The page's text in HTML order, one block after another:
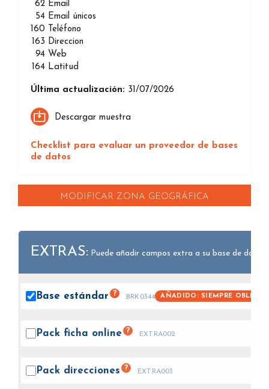
62 Email
54 Email únicos
160 Teléfono
163 Direccion
94 Web
164 Latitud
Última actualización: 31/07/2026
Descargar muestra
Checklist para evaluar un proveedor de bases
de datos
MODIFICAR ZONA GEOGRÁFICA
EXTRAS: Puede añadir campos extra a su base de datos.
Base estándar ? BRK0344 AÑADIDO: SIEMPRE
Pack ficha online ? EXTRA002
Pack direcciones ? EXTRA003